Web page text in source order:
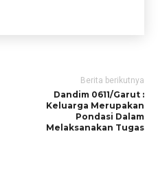
Berita berikutnya
Dandim 0611/Garut :
Keluarga Merupakan
Pondasi Dalam
Melaksanakan Tugas